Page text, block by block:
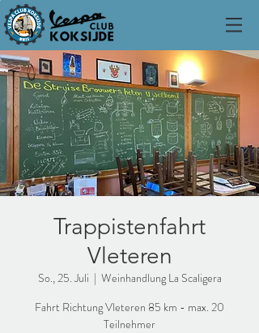
Trappistenfahrt
Vleteren
So., 25. Juli
  |
Weinhandlung La Scaligera
Fahrt Richtung Vleteren 85 km - max. 20
Teilnehmer